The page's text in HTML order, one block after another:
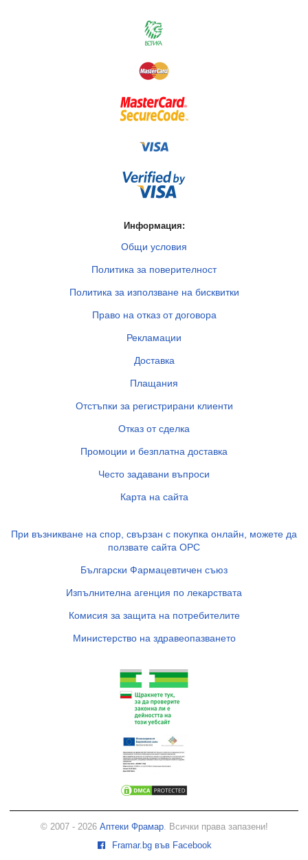
Информация:
Общи условия
Политика за поверителност
Политика за използване на бисквитки
Право на отказ от договора
Рекламации
Доставка
Плащания
Отстъпки за регистрирани клиенти
Отказ от сделка
Промоции и безплатна доставка
Често задавани въпроси
Карта на сайта
При възникване на спор, свързан с покупка онлайн, можете да
ползвате сайта ОРС
Български Фармацевтичен съюз
Изпълнителна агенция по лекарствата
Комисия за защита на потребителите
Министерство на здравеопазването
© 2007 - 2026 Аптеки Фрамар. Всички права запазени!
Framar.bg във Facebook